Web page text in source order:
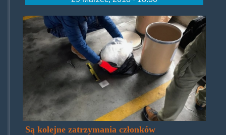
grupamefedronowa.jpg
Są kolejne zatrzymania członków